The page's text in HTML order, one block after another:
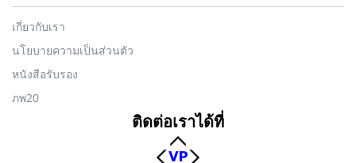
เกี่ยวกับเรา
นโยบายความเป็นส่วนตัว
หนังสือรับรอง
ภพ20
ติดต่อเราได้ที่